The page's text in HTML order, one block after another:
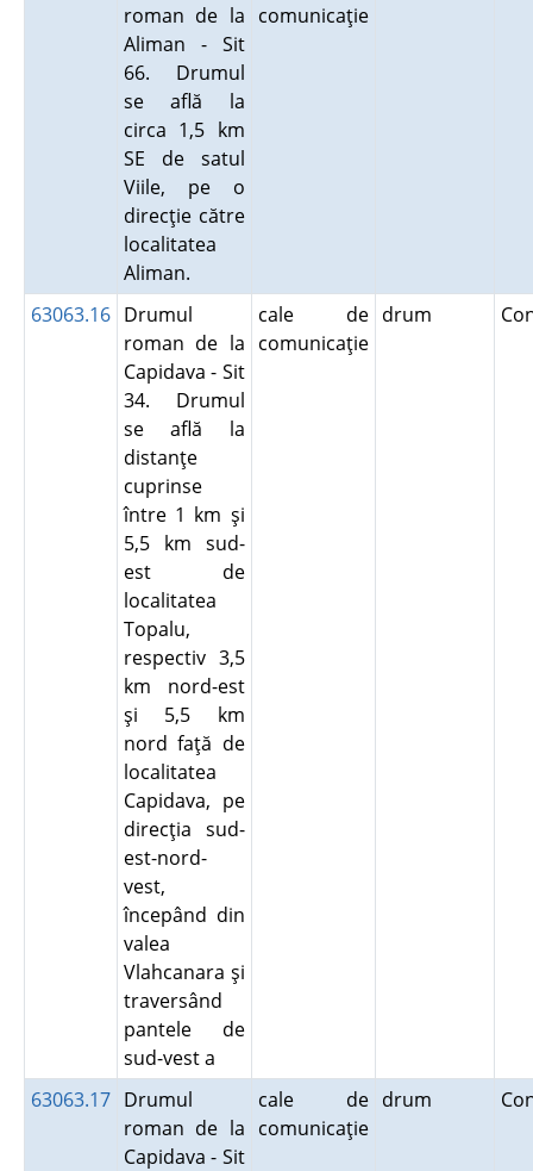
roman de la
Aliman - Sit
66. Drumul
se află la
circa 1,5 km
SE de satul
Viile, pe o
direcţie către
localitatea
Aliman.
comunicaţie
63063.16 Drumul
roman de la
Capidava - Sit
34. Drumul
se află la
distanţe
cuprinse
între 1 km şi
5,5 km sud-
est de
localitatea
Topalu,
respectiv 3,5
km nord-est
şi 5,5 km
nord faţă de
localitatea
Capidava, pe
direcţia sud-
est-nord-
vest,
începând din
valea
Vlahcanara şi
traversând
pantele de
sud-vest a
cale de
comunicaţie
drum
63063.17 Drumul
roman de la
Capidava - Sit
cale de
comunicaţie
drum